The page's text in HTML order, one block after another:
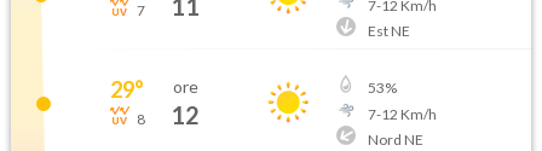
7 11
7-12 Km/h
Est NE
29°
8
ore
12
53%
7-12 Km/h
Nord NE